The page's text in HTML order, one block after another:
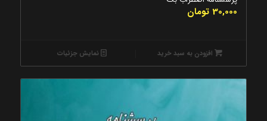
30,000 تومان
افزودن به سبد خرید نمایش جزئیات